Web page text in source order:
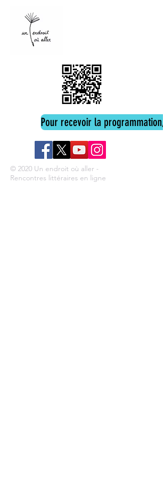
Pour recevoir la programmation,
© 2020 Un endroit où aller -
Rencontres littéraires en ligne